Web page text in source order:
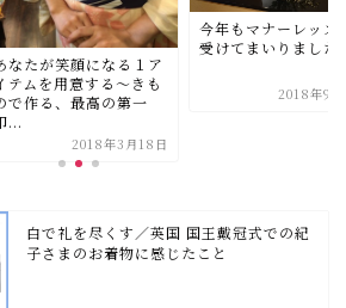
今年もマナーレッスンを
受けてまいりました♪
2018年9月27日
【京都日帰り旅レ
編】 魔女たちと行
2021
白で礼を尽くす／英国 国王戴冠式での紀
子さまのお着物に感じたこと